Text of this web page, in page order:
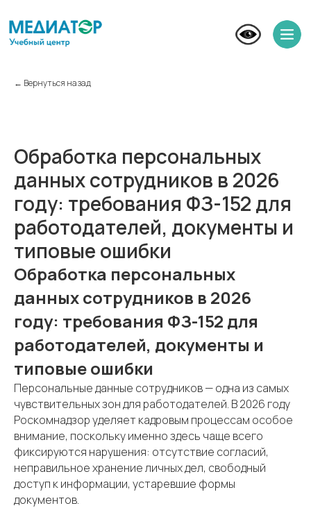
← Вернуться назад
Обработка персональных
данных сотрудников в 2026
году: требования ФЗ-152 для
работодателей, документы и
типовые ошибки
Обработка персональных
данных сотрудников в 2026
году: требования ФЗ-152 для
работодателей, документы и
типовые ошибки
Персональные данные сотрудников — одна из самых
чувствительных зон для работодателей. В 2026 году
Роскомнадзор уделяет кадровым процессам особое
внимание, поскольку именно здесь чаще всего
фиксируются нарушения: отсутствие согласий,
неправильное хранение личных дел, свободный
доступ к информации, устаревшие формы
документов.